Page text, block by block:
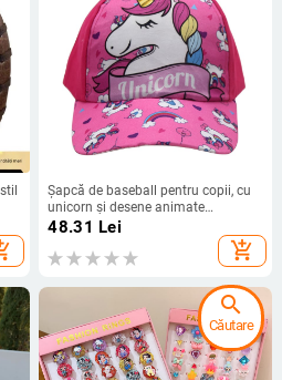
Șapcă de baseball pentru copii, cu
unicorn și desene animate
transfrontaliere, băieți și fete, pentru
călătorii în aer liber, versatilă, cu
protecție solară, șapcă cu vârf
48.31 Lei
add_shopping_cart
search
Căutare